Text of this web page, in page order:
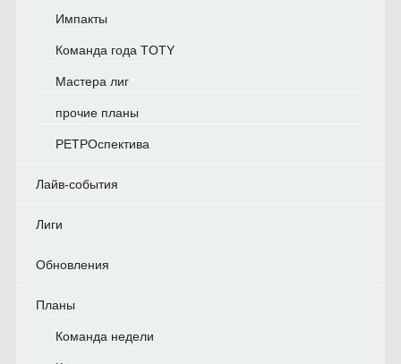
Импакты
Команда года TOTY
Мастера лиг
прочие планы
РЕТРОспектива
Лайв-события
Лиги
Обновления
Планы
Команда недели